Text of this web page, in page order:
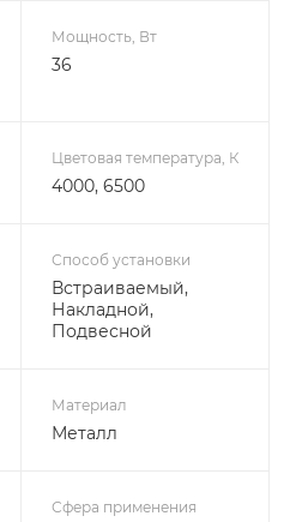
Мощность, Вт
36
Цветовая температура, К
4000, 6500
Способ установки
Встраиваемый,
Накладной,
Подвесной
Материал
Металл
Сфера применения